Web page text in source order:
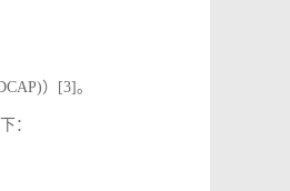
）[3]。
：